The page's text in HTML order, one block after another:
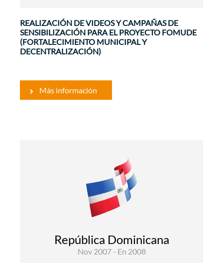
REALIZACIÓN DE VIDEOS Y CAMPAÑAS DE
SENSIBILIZACIÓN PARA EL PROYECTO FOMUDE
(FORTALECIMIENTO MUNICIPAL Y
DECENTRALIZACIÓN)
Más información
República Dominicana
Nov 2007 - En 2008
Desarrollo Rural y Seguridad
Comunicación
desarrollar este proyecto y resalta la
problemática específica del contexto fronterizo